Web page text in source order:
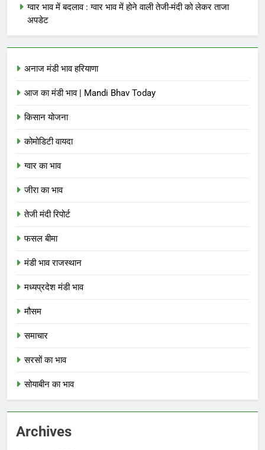
ग्वार भाव में बदलाव : ग्वार भाव में होने वाली तेजी-मंदी को लेकर ताजा
अपडेट
अनाज मंडी भाव हरियाणा
आज का मंडी भाव | Mandi Bhav Today
किसान योजना
कोमोडिटी वायदा
ग्वार का भाव
जीरा का भाव
तेजी मंदी रिपोर्ट
फसल बीमा
मंडी भाव राजस्थान
मध्यप्रदेश मंडी भाव
मौसम
समाचार
सरसों का भाव
सोयाबीन का भाव
Archives